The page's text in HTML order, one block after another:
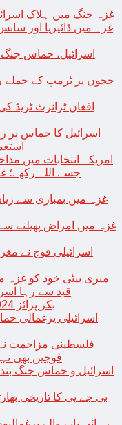
غزہ جنگ میں ہلاک اسرائیلی
غزہ میں ڈائیریا اور
اسرائیل، حماس جنگ
اسرائیل کا حماس پر
امریکہ انتخابات میں
غزہ میں بمباری سے
غزہ میں امراض پھیلنے
اسرائیلی فوج نے
میری بیٹی خود کو
قید سے رہا
بکر پرائز 2024آئرش مصنف پال لنچ نے جیت لیا
اسرائیلی
فلسطینی مزاحمت نے
فوجیں بھی
بی جے پی کا تاریخی